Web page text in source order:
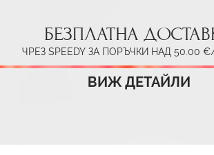
БЕЗПЛАТНА
ЧРЕЗ SPEEDY ЗА ПОРЪЧКИ НАД 50.00 €/
ВИЖ ДЕТАЙЛИ